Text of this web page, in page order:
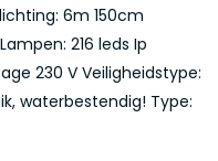
6m 150cm
216 leds Ip
230 V Veiligheidstype:
waterbestendig! Type: